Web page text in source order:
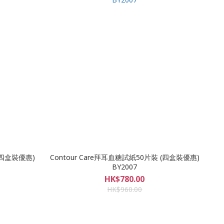
盒裝優惠)
Contour Care拜耳血糖試紙50片裝 (四盒裝優惠)
BY2007
HK$780.00
HK$960.00